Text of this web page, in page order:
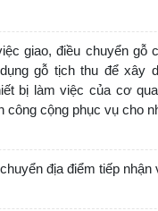
giao, điều chuyển gỗ
gỗ tịch thu để xây
bị làm việc của cơ
công cộng phục vụ cho
địa điểm tiếp nhận